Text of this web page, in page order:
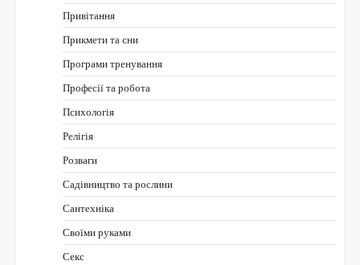
Привітання
Прикмети та сни
Програми тренування
Професії та робота
Психологія
Релігія
Розваги
Садівництво та рослини
Сантехніка
Своїми руками
Секс